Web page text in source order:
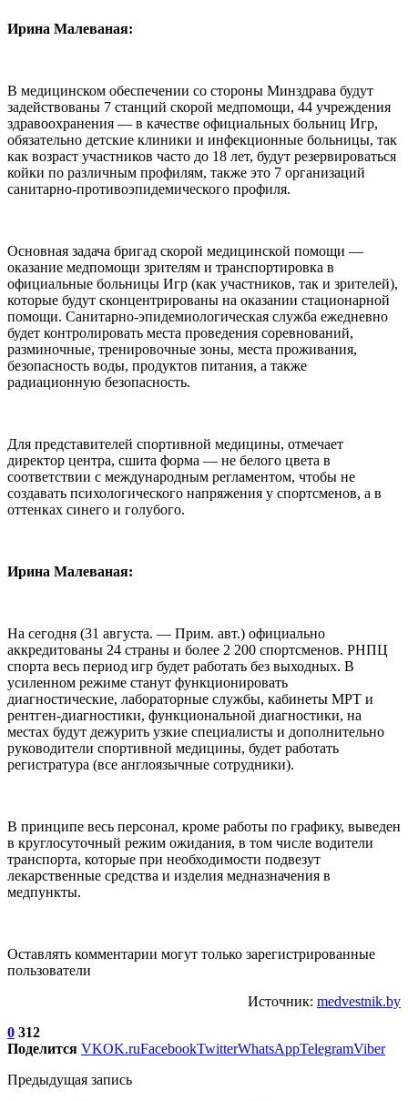
Ирина Малеваная:
В медицинском обеспечении со стороны Минздрава будут
задействованы 7 станций скорой медпомощи, 44 учреждения
здравоохранения — в качестве официальных больниц Игр,
обязательно детские клиники и инфекционные больницы, так
как возраст участников часто до 18 лет, будут резервироваться
койки по различным профилям, также это 7 организаций
санитарно-противоэпидемического профиля.
Основная задача бригад скорой медицинской помощи —
оказание медпомощи зрителям и транспортировка в
официальные больницы Игр (как участников, так и зрителей),
которые будут сконцентрированы на оказании стационарной
помощи. Санитарно-эпидемиологическая служба ежедневно
будет контролировать места проведения соревнований,
разминочные, тренировочные зоны, места проживания,
безопасность воды, продуктов питания, а также
радиационную безопасность.
Для представителей спортивной медицины, отмечает
директор центра, сшита форма — не белого цвета в
соответствии с международным регламентом, чтобы не
создавать психологического напряжения у спортсменов, а в
оттенках синего и голубого.
Ирина Малеваная:
На сегодня (31 августа. — Прим. авт.) официально
аккредитованы 24 страны и более 2 200 спортсменов. РНПЦ
спорта весь период игр будет работать без выходных. В
усиленном режиме станут функционировать
диагностические, лабораторные службы, кабинеты МРТ и
рентген-диагностики, функциональной диагностики, на
местах будут дежурить узкие специалисты и дополнительно
руководители спортивной медицины, будет работать
регистратура (все англоязычные сотрудники).
В принципе весь персонал, кроме работы по графику, выведен
в круглосуточный режим ожидания, в том числе водители
транспорта, которые при необходимости подвезут
лекарственные средства и изделия медназначения в
медпункты.
Оставлять комментарии могут только зарегистрированные
пользователи
Источник: medvestnik.by
0 312
Поделится VKOK.ruFacebookTwitterWhatsAppTelegramViber
Предыдущая запись